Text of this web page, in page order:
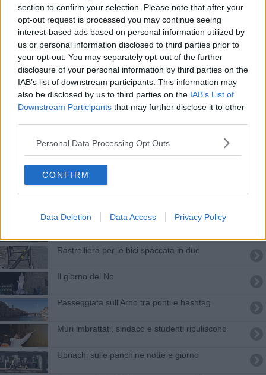
section to confirm your selection. Please note that after your
opt-out request is processed you may continue seeing
interest-based ads based on personal information utilized by
us or personal information disclosed to third parties prior to
your opt-out. You may separately opt-out of the further
disclosure of your personal information by third parties on the
IAB’s list of downstream participants. This information may
also be disclosed by us to third parties on the IAB’s List of
Downstream Participants that may further disclose it to other
Personal Data Processing Opt Outs
CONFIRM
Data Deletion Data Access Privacy Policy
Fa pipì sul Ponte Vecchio, l'ira corre sul web
Bivacco selvaggio in una selva di bottiglie
Il bus perde l'olio e la strada chiude
Nardella storce il naso e qualcuno scavalca
Sgommate in moto sull'aiuola di Folon
Studenti in rivolta contro il numero chiuso
In un giardino il futuro di piazza dei Ciompi
Rastrelliera per le bici spaccata in due
Il giorno del No
Passeggiata sull'Arno tra ponti e hashtag
Muri imbrattati, sindaco e studenti ripuliscono
Ubriachi sulle panchine notte e giorno